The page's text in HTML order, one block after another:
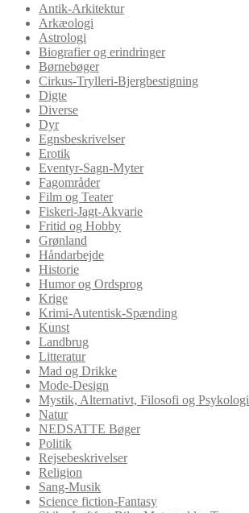
Antik-Arkitektur
Arkæologi
Astrologi
Biografier og erindringer
Børnebøger
Cirkus-Trylleri-Bjergbestigning
Digte
Diverse
Dyr
Egnsbeskrivelser
Erotik
Eventyr-Sagn-Myter
Fagområder
Film og Teater
Fiskeri-Jagt-Akvarie
Fritid og Hobby
Grønland
Håndarbejde
Historie
Humor og Ordsprog
Krige
Krimi-Autentisk-Spænding
Kunst
Landbrug
Litteratur
Mad og Drikke
Mode-Design
Mystik, Alternativt, Filosofi og Psykologi
Natur
NEDSATTE Bøger
Politik
Rejsebeskrivelser
Religion
Sang-Musik
Science fiction-Fantasy